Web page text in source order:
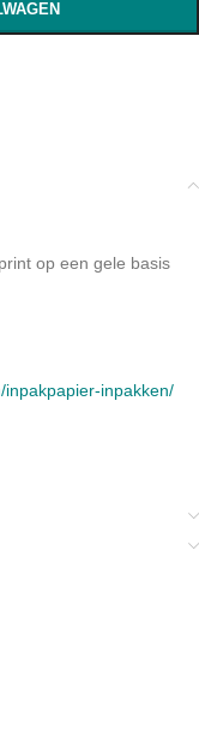
op een gele basis
inpakken/